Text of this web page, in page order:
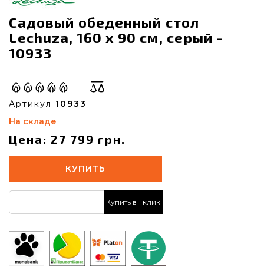
Садовый обеденный стол
Lechuza, 160 х 90 см, серый -
10933
Артикул 10933
На складе
Цена: 27 799 грн.
КУПИТЬ
Купить в 1 клик